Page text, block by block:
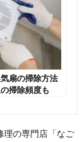
扇の掃除方法
掃除頻度も
理の専門店「なご